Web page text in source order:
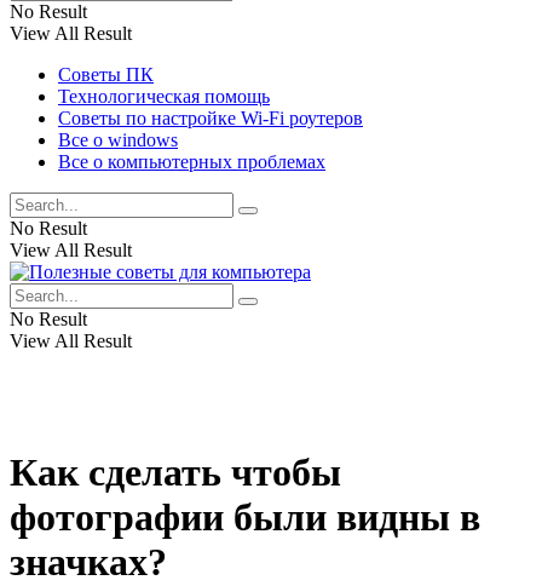
No Result
View All Result
Советы ПК
Технологическая помощь
Советы по настройке Wi-Fi роутеров
Все о windows
Все о компьютерных проблемах
No Result
View All Result
No Result
View All Result
Как сделать чтобы
фотографии были видны в
значках?